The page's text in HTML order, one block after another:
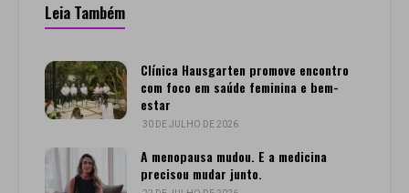
Leia Também
Clínica Hausgarten promove encontro
com foco em saúde feminina e bem-
estar
30 DE JULHO DE 2026
A menopausa mudou. E a medicina
precisou mudar junto.